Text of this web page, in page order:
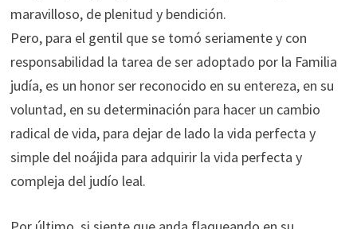
maravilloso, de plenitud y bendición.
Pero, para el gentil que se tomó seriamente y con
responsabilidad la tarea de ser adoptado por la Familia
judía, es un honor ser reconocido en su entereza, en su
voluntad, en su determinación para hacer un cambio
radical de vida, para dejar de lado la vida perfecta y
simple del noájida para adquirir la vida perfecta y
compleja del judío leal.